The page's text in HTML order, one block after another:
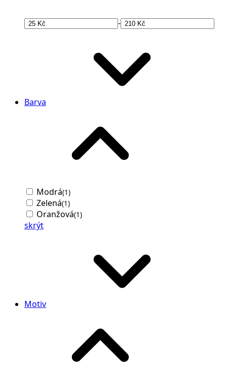
-
Barva
Modrá(1)
Zelená(1)
Oranžová(1)
skrýt
Motiv